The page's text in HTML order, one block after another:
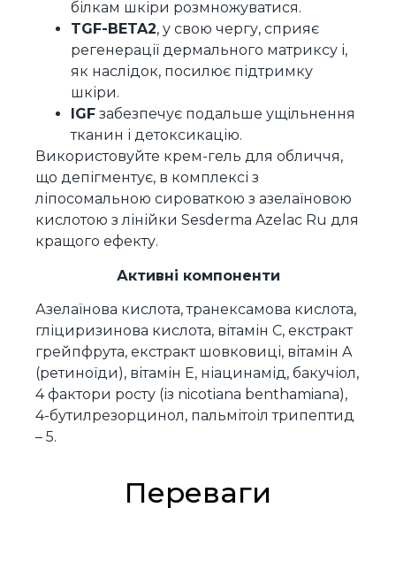
білкам шкіри розмножуватися.
TGF-BETA2, у свою чергу, сприяє
регенерації дермального матриксу і,
як наслідок, посилює підтримку
шкіри.
IGF забезпечує подальше ущільнення
тканин і детоксикацію.
Використовуйте крем-гель для обличчя,
що депігментує, в комплексі з
ліпосомальною сироваткою з азелаїновою
кислотою з лінійки Sesderma Azelac Ru для
кращого ефекту.
Активні компоненти
Азелаїнова кислота, транексамова кислота,
гліциризинова кислота, вітамін С, екстракт
грейпфрута, екстракт шовковиці, вітамін A
(ретиноїди), вітамін E, ніацинамід, бакучіол,
4 фактори росту (із nicotiana benthamiana),
4-бутилрезорцинол, пальмітоіл трипептид
– 5.
Переваги